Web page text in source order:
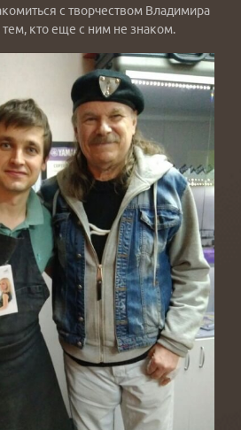
с творчеством Владимира
кто еще с ним не знаком.